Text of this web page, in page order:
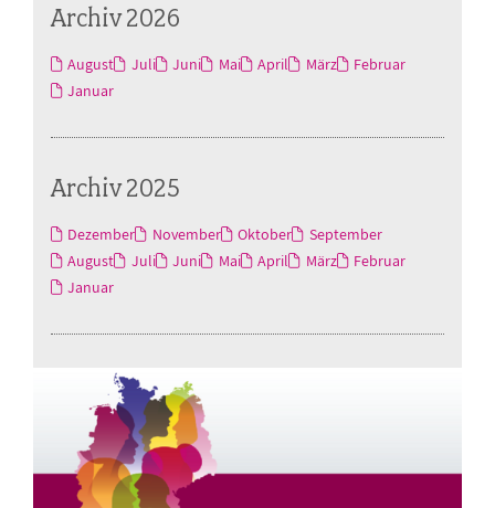
Archiv 2026
August Juli Juni Mai April März
Februar
Januar
Archiv 2025
Dezember November Oktober
September
August
Juli Juni Mai April März
Februar
Januar